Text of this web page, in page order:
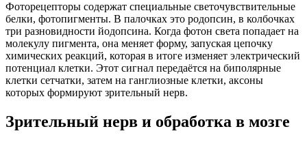
Фоторецепторы содержат специальные светочувствительные
белки, фотопигменты. В палочках это родопсин, в колбочках
три разновидности йодопсина. Когда фотон света попадает на
молекулу пигмента, она меняет форму, запуская цепочку
химических реакций, которая в итоге изменяет электрический
потенциал клетки. Этот сигнал передаётся на биполярные
клетки сетчатки, затем на ганглиозные клетки, аксоны
которых формируют зрительный нерв.
Зрительный нерв и обработка в мозге